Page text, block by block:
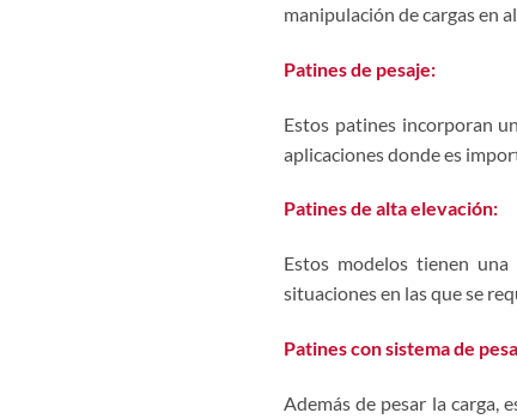
manipulación de cargas en
Patines de pesaje:
Estos patines incorporan
aplicaciones donde es
Patines de alta elevación:
Estos modelos tienen una
situaciones en las que se
Patines con sistema de
Además de pesar la carga,